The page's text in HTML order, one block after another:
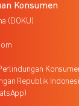
Konsumen
(DOKU)
Republik